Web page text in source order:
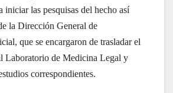
iniciar las pesquisas del hecho así
la Dirección General de
que se encargaron de trasladar el
Laboratorio de Medicina Legal y
correspondientes.